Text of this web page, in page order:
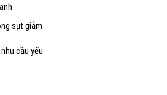
sụt giảm
cầu yếu